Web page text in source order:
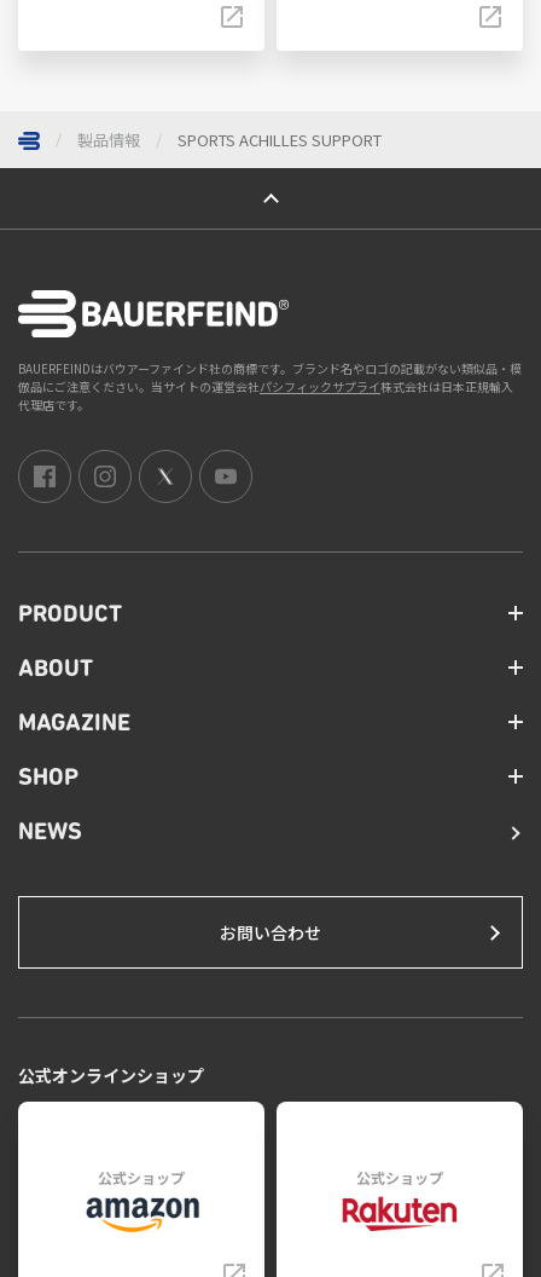
製品情報 SPORTS ACHILLES SUPPORT
ページトップへ
BAUERFEINDはバウアーファインド社の商標です。ブランド名やロゴの記載がない類似品・模
倣品にご注意ください。当サイトの運営会社パシフィックサプライ株式会社は日本正規輸入
代理店です。
PRODUCT
ABOUT
MAGAZINE
SHOP
NEWS
お問い合わせ
公式オンラインショップ
公式ショップ 公式ショップ